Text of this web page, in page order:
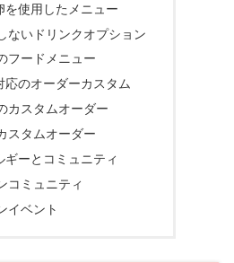
を使用したメニュー
ないドリンクオプション
フードメニュー
応のオーダーカスタム
カスタムオーダー
スタムオーダー
ギーとコミュニティ
コミュニティ
イベント